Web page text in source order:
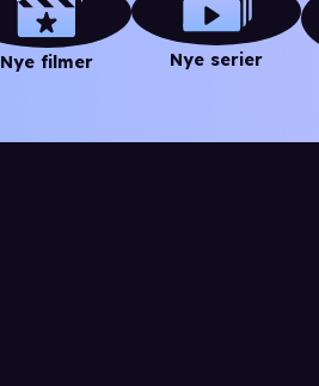
Nye filmer Nye serier